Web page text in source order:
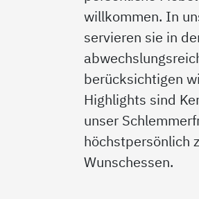
willkommen. In
servieren sie in
berücksichtigen
Highlights sind
unser
höchstpersönlich
Wunschessen.